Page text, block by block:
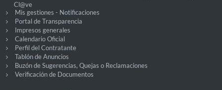
Cl@ve
Mis gestiones - Notificaciones
Portal de Transparencia
Impresos generales
Calendario Oficial
Perfil del Contratante
Tablón de Anuncios
Buzón de Sugerencias, Quejas o Reclamaciones
Verificación de Documentos